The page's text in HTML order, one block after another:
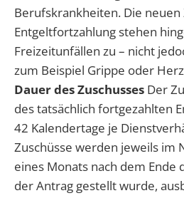
Berufskrankheiten. Die neuen
Entgeltfortzahlung stehen
Freizeitunfällen zu – nicht
zum Beispiel Grippe oder
Dauer des Zuschusses Der
des tatsächlich fortgezahlten
42 Kalendertage je
Zuschüsse werden jeweils im
eines Monats nach dem Ende
der Antrag gestellt wurde,